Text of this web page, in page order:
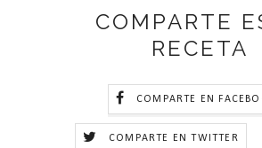
COMPARTE
RECETA
COMPARTE EN
COMPARTE EN TWITTER